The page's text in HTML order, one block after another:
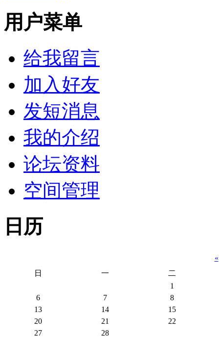
用户菜单
给我留言
加入好友
发短消息
我的介绍
论坛资料
空间管理
日历
«
日
一
二
1
6
7
8
13
14
15
20
21
22
27
28